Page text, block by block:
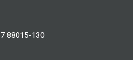
88015-130